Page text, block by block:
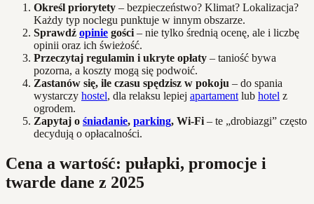
Określ priorytety – bezpieczeństwo? Klimat? Lokalizacja?
Każdy typ noclegu punktuje w innym obszarze.
Sprawdź opinie gości – nie tylko średnią ocenę, ale i liczbę
opinii oraz ich świeżość.
Przeczytaj regulamin i ukryte opłaty – taniość bywa
pozorna, a koszty mogą się podwoić.
Zastanów się, ile czasu spędzisz w pokoju – do spania
wystarczy hostel, dla relaksu lepiej apartament lub hotel z
ogrodem.
Zapytaj o śniadanie, parking, Wi-Fi – te „drobiazgi” często
decydują o opłacalności.
Cena a wartość: pułapki, promocje i
twarde dane z 2025